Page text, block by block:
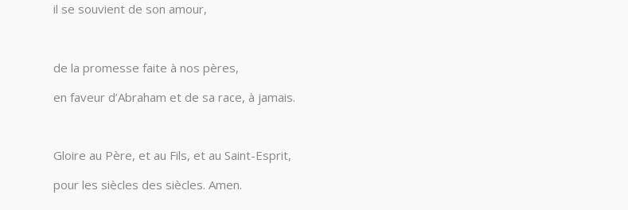
il se souvient de son amour,
de la promesse faite à nos pères,
en faveur d’Abraham et de sa race, à jamais.
Gloire au Père, et au Fils, et au Saint-Esprit,
pour les siècles des siècles. Amen.